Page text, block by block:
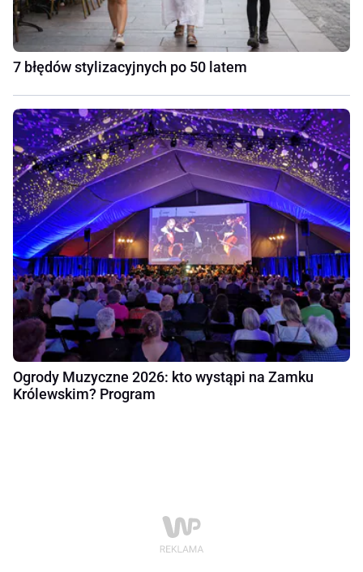
7 błędów stylizacyjnych po 50 latem
Ogrody Muzyczne 2026: kto wystąpi na Zamku
Królewskim? Program